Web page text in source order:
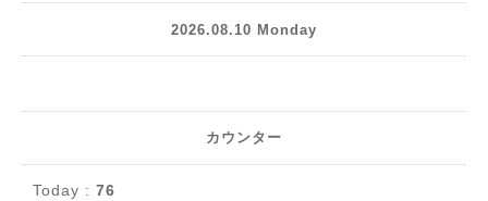
2026.08.10 Monday
カウンター
Today : 76